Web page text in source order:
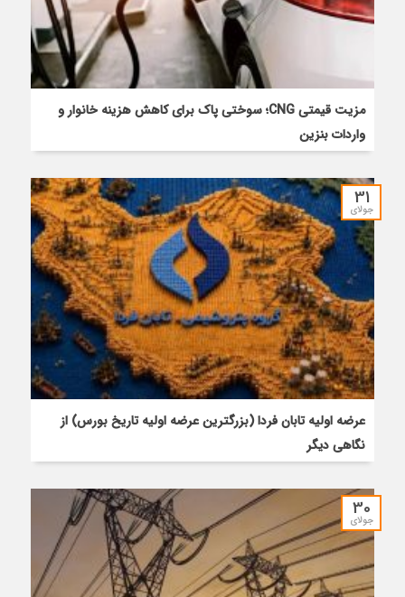
مزیت قیمتی CNG؛ سوختی پاک برای کاهش هزینه خانوار و
واردات بنزین
31
جولای
عرضه اولیه تابان فردا (بزرگترین عرضه اولیه تاریخ بورس) از
نگاهی دیگر
30
جولای